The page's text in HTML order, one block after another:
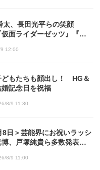
太、長田光平らの笑顔
面ライダーゼッツ』『超
12:00
どもたちも顔出し！ HG＆
記念日を祝福
8/9 11:30
8日＞芸能界にお祝いラッシ
、戸塚純貴ら多数発表結
8/9 11:00